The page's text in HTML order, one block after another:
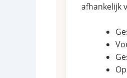
afhankelijk